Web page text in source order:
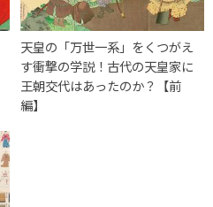
天皇の「万世一系」をくつがえ
す衝撃の学説！古代の天皇家に
王朝交代はあったのか？【前
編】